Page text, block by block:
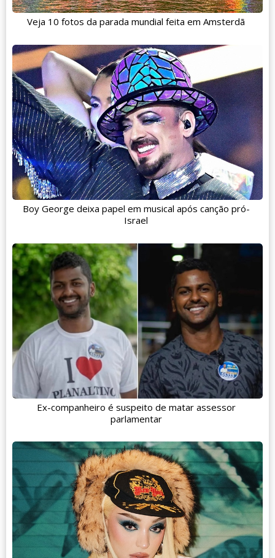
Veja 10 fotos da parada mundial feita em Amsterdã
Boy George deixa papel em musical após canção pró-
Israel
Ex-companheiro é suspeito de matar assessor
parlamentar